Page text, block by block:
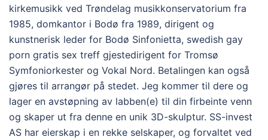
kirkemusikk ved Trøndelag musikkonservatorium fra
1985, domkantor i Bodø fra 1989, dirigent og
kunstnerisk leder for Bodø Sinfonietta, swedish gay
porn gratis sex treff gjestedirigent for Tromsø
Symfoniorkester og Vokal Nord. Betalingen kan også
gjøres til arrangør på stedet. Jeg kommer til dere og
lager en avstøpning av labben(e) til din firbeinte venn
og skaper ut fra denne en unik 3D-skulptur. SS-invest
AS har eierskap i en rekke selskaper, og forvaltet ved